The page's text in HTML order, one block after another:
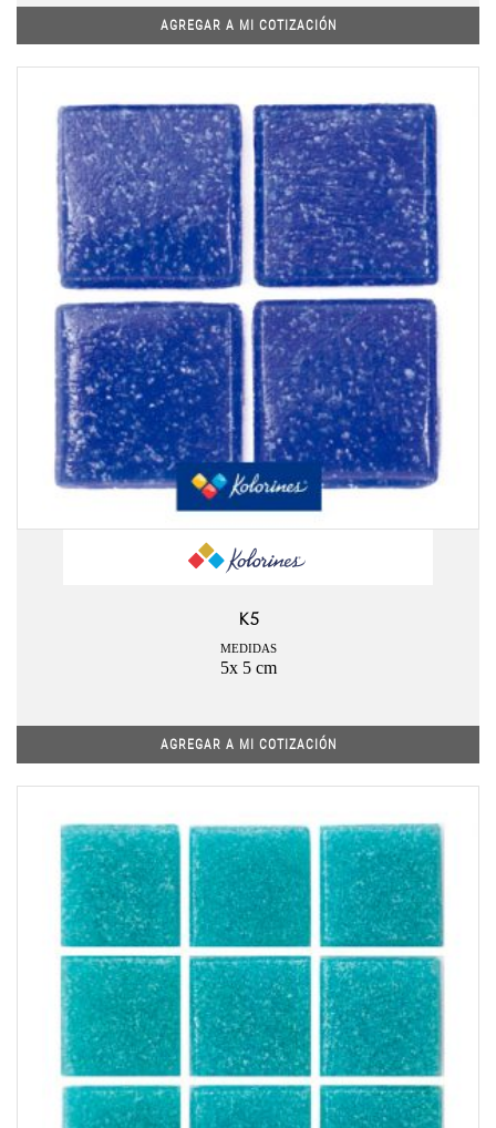
AGREGAR A MI COTIZACIÓN
K5
MEDIDAS
5x 5 cm
AGREGAR A MI COTIZACIÓN